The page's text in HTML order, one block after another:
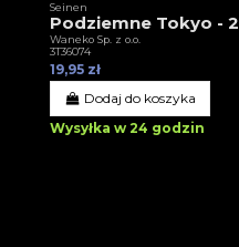
Seinen
Podziemne Tokyo - 2
Waneko Sp. z o.o.
3T36074
19,95 zł
Dodaj do koszyka
Wysyłka w 24 godzin